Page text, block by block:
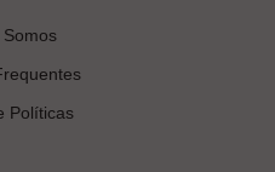
Políticas